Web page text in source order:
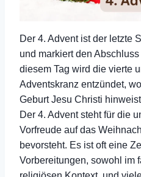
Der 4. Advent ist der letzte
und markiert den
diesem Tag wird die vierte
Adventskranz entzündet,
Geburt Jesu Christi
Der 4. Advent steht für die
Vorfreude auf das
bevorsteht. Es ist oft eine
Vorbereitungen, sowohl im